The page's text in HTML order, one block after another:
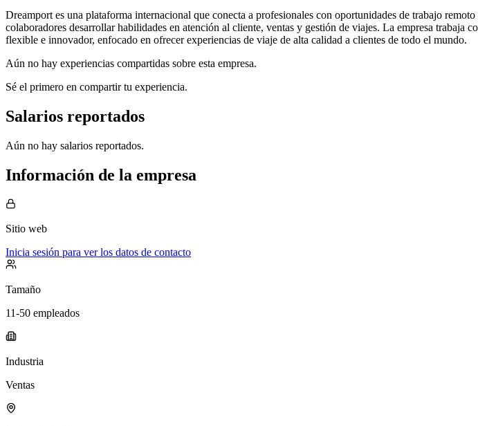
Dreamport es una plataforma internacional que conecta a profesionales con oportunidades de trabajo
colaboradores desarrollar habilidades en atención al cliente, ventas y gestión de viajes. La empresa
flexible e innovador, enfocado en ofrecer experiencias de viaje de alta calidad a clientes de todo el mundo.
Aún no hay experiencias compartidas sobre esta empresa.
Sé el primero en compartir tu experiencia.
Salarios reportados
Aún no hay salarios reportados.
Información de la empresa
Sitio web
Inicia sesión para ver los datos de contacto
Tamaño
11-50 empleados
Industria
Ventas